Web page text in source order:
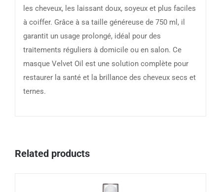
les cheveux, les laissant doux, soyeux et plus faciles
à coiffer. Grâce à sa taille généreuse de 750 ml, il
garantit un usage prolongé, idéal pour des
traitements réguliers à domicile ou en salon. Ce
masque Velvet Oil est une solution complète pour
restaurer la santé et la brillance des cheveux secs et
ternes.
Related products